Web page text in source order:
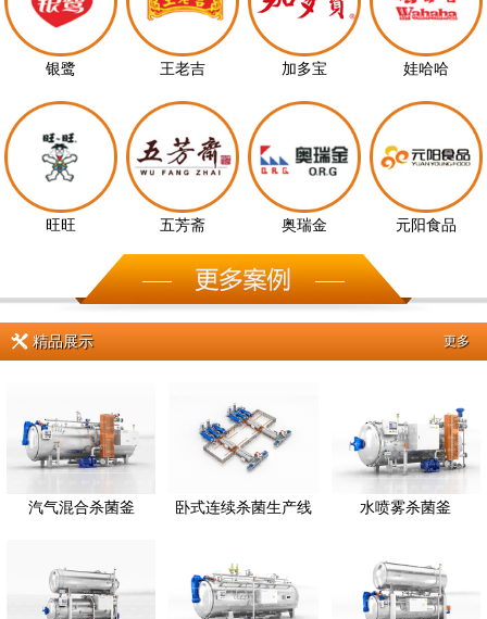
银鹭 王老吉 加多宝 娃哈哈
旺旺 五芳斋 奥瑞金 元阳食品
精品展示 更多
汽气混合杀菌釜 卧式连续杀菌生产线 水喷雾杀菌釜